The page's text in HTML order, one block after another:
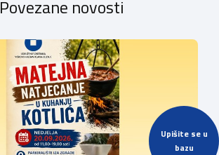
Upišite se u
bazu
Povezane novosti